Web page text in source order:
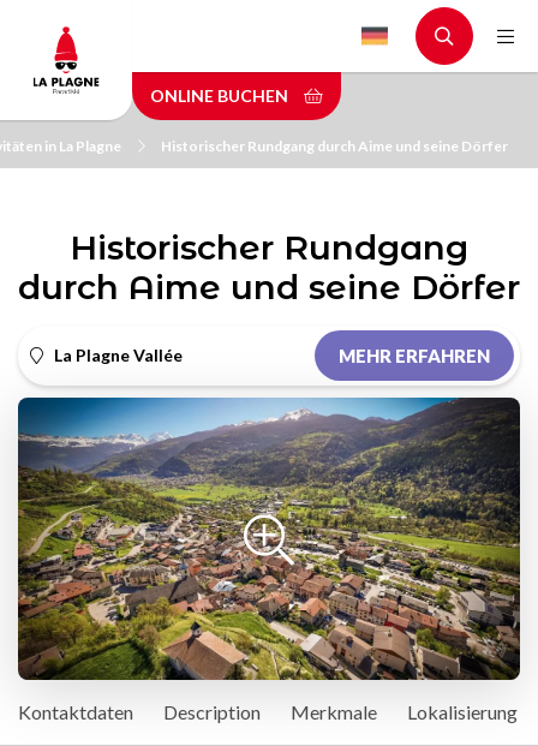
main
content
ONLINE BUCHEN
in La Plagne Historischer Rundgang durch Aime und seine Dörfer
Historischer Rundgang
durch Aime und seine Dörfer
La Plagne Vallée MEHR ERFAHREN
Kontaktdaten Description Merkmale Lokalisierung